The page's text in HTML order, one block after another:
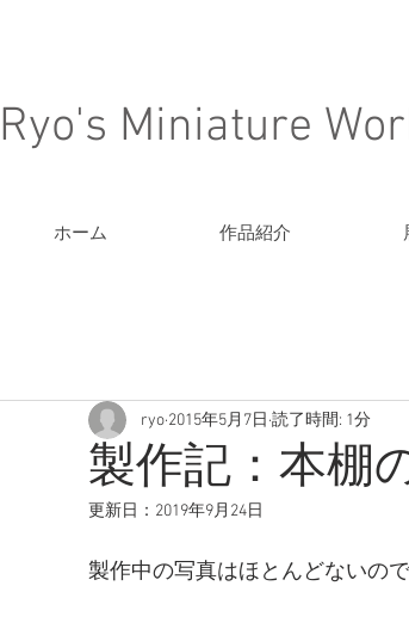
Ryo's Miniature
ホーム 作品紹介
製作記：本棚
ryo 2015年5月7日 読了時間: 1分
更新日： 2019年9月24日
製作中の写真はほとんどないの